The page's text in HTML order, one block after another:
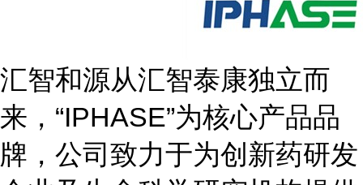
汇智和源从汇智泰康独立而
来，“IPHASE”为核心产品品
牌，公司致力于为创新药研发